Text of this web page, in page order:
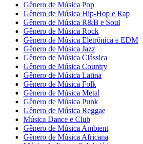
Gênero de Música Pop
Gênero de Música Hip-Hop e Rap
Gênero de Música R&B e Soul
Gênero de Música Rock
Gênero de Música Eletrônica e EDM
Gênero de Música Jazz
Gênero de Música Clássica
Gênero de Música Country
Gênero de Música Latina
Gênero de Música Folk
Gênero de Música Metal
Gênero de Música Punk
Gênero de Música Reggae
Música Dance e Club
Gênero de Música Ambient
Gênero de Música Africana